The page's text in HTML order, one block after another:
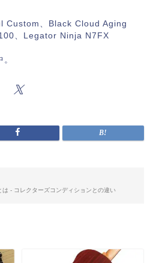
Custom、Black Cloud Aging
、Legator Ninja N7FX
‐ コレクターズコンディションとの違い